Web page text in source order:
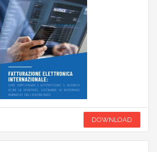
DOWNLOAD